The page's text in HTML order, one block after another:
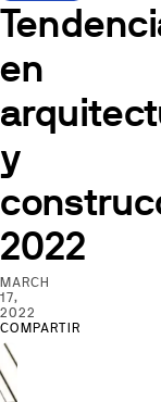
en
y
2022
MARCH
17,
2022
COMPARTIR